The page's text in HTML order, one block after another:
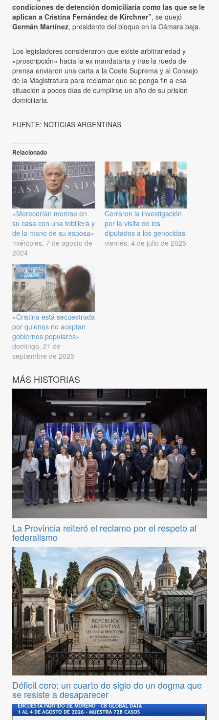
condiciones de detención domiciliaria como las que se le
aplican a Cristina Fernández de Kirchner”, se quejó
Germán Martínez, presidente del bloque en la Cámara baja.
Los legisladores consideraron que existe arbitrariedad y
«proscripción» hacia la ex mandataria y tras la rueda de
prensa enviaron una carta a la Coete Suprema y al Consejo
de la Magistratura para reclamar que se ponga fin a esa
situación a pocos días de cumplirse un año de su prisión
domiciliaria.
FUENTE: NOTICIAS ARGENTINAS
Relacionado
«Merecerían morirse en
su casa con una tobillera y
de la mano de su esposa»
miércoles, 7 de agosto de
2024
Cerraron la investigación
por la visita de los
diputados a los genocidas
viernes, 4 de julio de 2025
«Cristina está secuestrada
por quienes no aceptan
gobiernos populares»
domingo, 21 de
septiembre de 2025
MÁS HISTORIAS
La Provincia reiteró el reclamo por el respeto al
federalismo
Déficit cero: un cuarto de siglo de un dogma que
se resiste a desaparecer